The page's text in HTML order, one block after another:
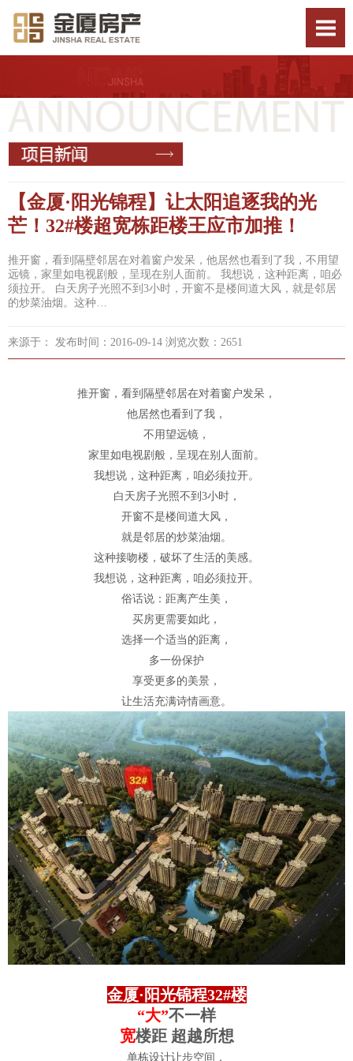
【金厦·阳光锦程】让太阳追逐我的光
芒！32#楼超宽栋距楼王应市加推！
推开窗，看到隔壁邻居在对着窗户发呆，他居然也看到了我，不用望
远镜，家里如电视剧般，呈现在别人面前。 我想说，这种距离，咱必
须拉开。 白天房子光照不到3小时，开窗不是楼间道大风，就是邻居
的炒菜油烟。这种…
来源于： 发布时间：2016-09-14 浏览次数：2651
推开窗，看到隔壁邻居在对着窗户发呆，
他居然也看到了我，
不用望远镜，
家里如电视剧般，呈现在别人面前。
我想说，这种距离，咱必须拉开。
白天房子光照不到3小时，
开窗不是楼间道大风，
就是邻居的炒菜油烟。
这种接吻楼，破坏了生活的美感。
我想说，这种距离，咱必须拉开。
俗话说：距离产生美，
买房更需要如此，
选择一个适当的距离，
多一份保护
享受更多的美景，
让生活充满诗情画意。
金厦·阳光锦程32#楼
“大”不一样
宽楼距 超越所想
单栋设计让步空间，